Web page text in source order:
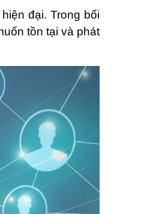
đại. Trong bối
tồn tại và phát